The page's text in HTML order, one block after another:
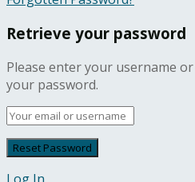
Retrieve your password
Please enter your username
your password.